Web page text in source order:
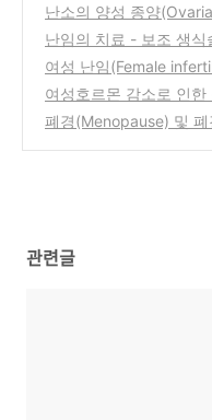
난소의 양성 종양
어떤 것들이 있을까?
(1)
난임의 치료 - 보조 생
ctive Technology)
(0)
여성 난임(Female
와 처치 - 배란 요인
여성호르몬 감소로 인한
몬 치료(Hormone
폐경(Menopause) 및 폐
관련글